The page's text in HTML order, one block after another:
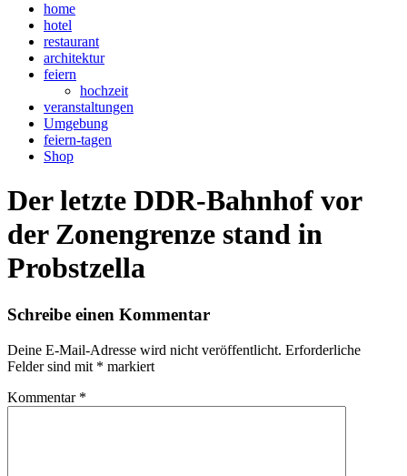
home
hotel
restaurant
architektur
feiern
hochzeit
veranstaltungen
Umgebung
feiern-tagen
Shop
Der letzte DDR-Bahnhof vor
der Zonengrenze stand in
Probstzella
Schreibe einen Kommentar
Deine E-Mail-Adresse wird nicht veröffentlicht. Erforderliche
Felder sind mit * markiert
Kommentar *